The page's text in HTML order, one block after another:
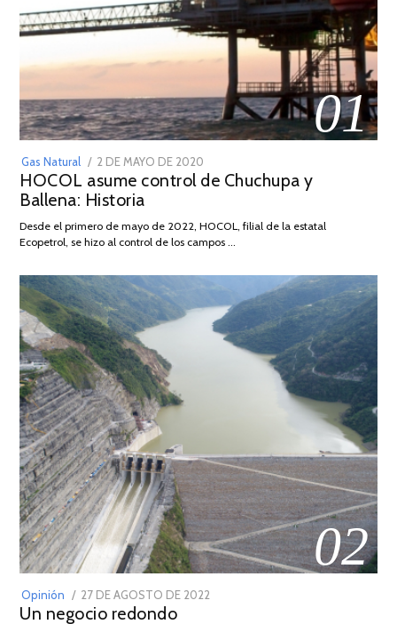
01
Gas Natural
POSTED
ON
2 DE MAYO DE 2020
DE
2026
HOCOL asume control de Chuchupa y
Ballena: Historia
Desde el primero de mayo de 2022, HOCOL, filial de la estatal
Ecopetrol, se hizo al control de los campos …
02
Opinión
POSTED
ON
27 DE AGOSTO DE 2022
Un negocio redondo